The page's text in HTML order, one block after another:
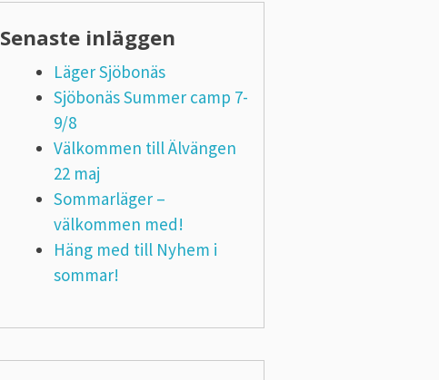
Senaste inläggen
Läger Sjöbonäs
Sjöbonäs Summer camp 7-
9/8
Välkommen till Älvängen
22 maj
Sommarläger –
välkommen med!
Häng med till Nyhem i
sommar!